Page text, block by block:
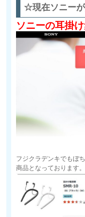
☆現在ソニー
ソニーの耳掛
フジクラデンキでもぼ
商品となっております。